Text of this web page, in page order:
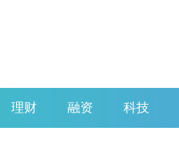
理财 融资 科技